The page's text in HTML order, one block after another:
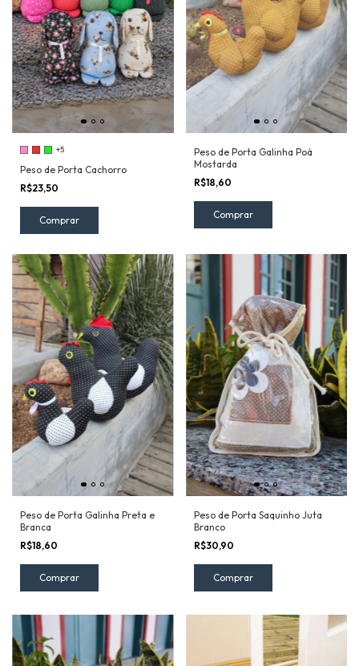
+5
Peso de Porta Cachorro
R$23,50
Comprar
Peso de Porta Galinha Poá
Mostarda
R$18,60
Comprar
Peso de Porta Galinha Preta e
Branca
R$18,60
Comprar
Peso de Porta Saquinho Juta
Branco
R$30,90